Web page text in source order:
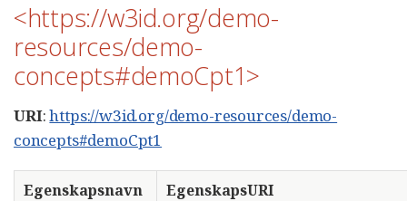
<https://w3id.org/demo-
resources/demo-
concepts#demoCpt1>
URI:https://w3id.org/demo-resources/demo-
concepts#demoCpt1
Egenskapsnavn
EgenskapsURI